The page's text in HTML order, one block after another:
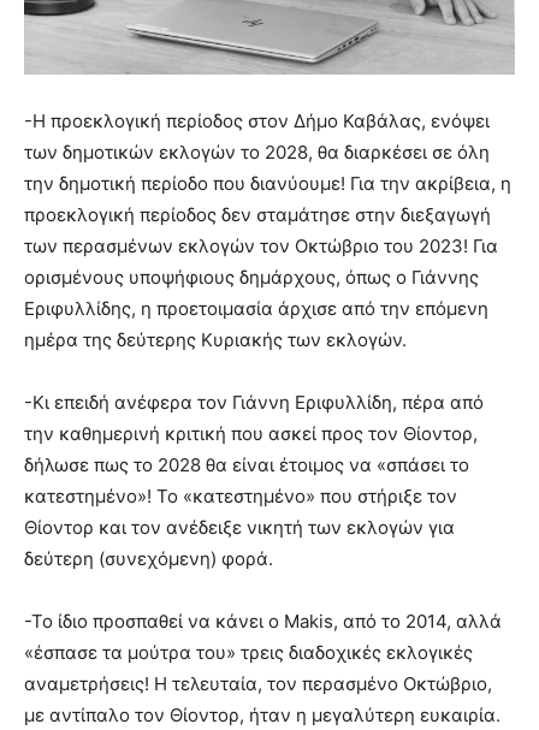
-Η προεκλογική περίοδος στον Δήμο Καβάλας, ενόψει
των δημοτικών εκλογών το 2028, θα διαρκέσει σε όλη
την δημοτική περίοδο που διανύουμε! Για την ακρίβεια, η
προεκλογική περίοδος δεν σταμάτησε στην διεξαγωγή
των περασμένων εκλογών τον Οκτώβριο του 2023! Για
ορισμένους υποψήφιους δημάρχους, όπως ο Γιάννης
Εριφυλλίδης, η προετοιμασία άρχισε από την επόμενη
ημέρα της δεύτερης Κυριακής των εκλογών.
-Κι επειδή ανέφερα τον Γιάννη Εριφυλλίδη, πέρα από
την καθημερινή κριτική που ασκεί προς τον Θίοντορ,
δήλωσε πως το 2028 θα είναι έτοιμος να «σπάσει το
κατεστημένο»! Το «κατεστημένο» που στήριξε τον
Θίοντορ και τον ανέδειξε νικητή των εκλογών για
δεύτερη (συνεχόμενη) φορά.
-Το ίδιο προσπαθεί να κάνει ο Makis, από το 2014, αλλά
«έσπασε τα μούτρα του» τρεις διαδοχικές εκλογικές
αναμετρήσεις! Η τελευταία, τον περασμένο Οκτώβριο,
με αντίπαλο τον Θίοντορ, ήταν η μεγαλύτερη ευκαιρία.